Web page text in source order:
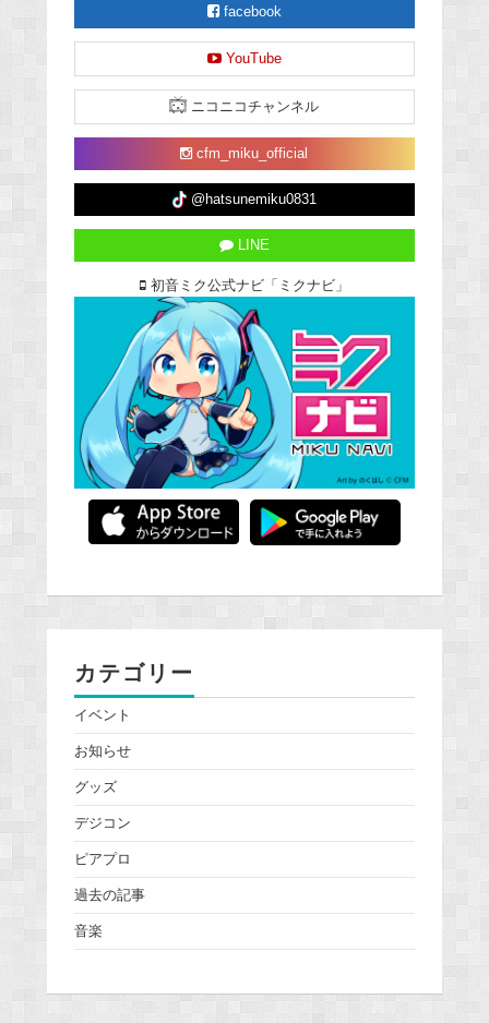
facebook
YouTube
ニコニコチャンネル
cfm_miku_official
@hatsunemiku0831
LINE
初音ミク公式ナビ「ミクナビ」
カテゴリー
イベント
お知らせ
グッズ
デジコン
ピアプロ
過去の記事
音楽